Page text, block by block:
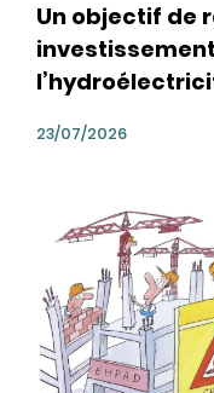
Un objectif de
23/07/2026